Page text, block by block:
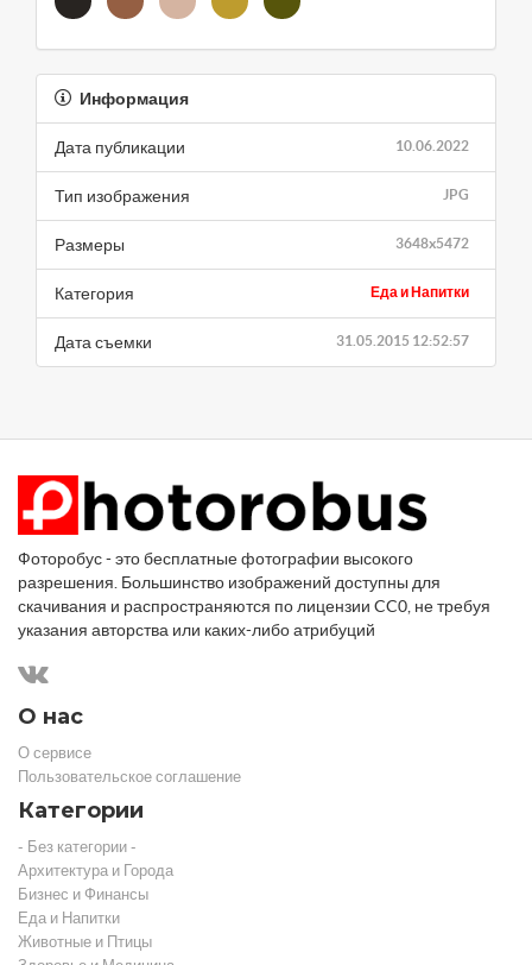
Информация
10.06.2022
Дата публикации
JPG
Тип изображения
3648x5472
Размеры
Еда и Напитки
Категория
31.05.2015 12:52:57
Дата съемки
Фоторобус - это бесплатные фотографии высокого
разрешения. Большинство изображений доступны для
скачивания и распространяются по лицензии CC0, не требуя
указания авторства или каких-либо атрибуций
О нас
О сервисе
Пользовательское соглашение
Категории
- Без категории -
Архитектура и Города
Бизнес и Финансы
Еда и Напитки
Животные и Птицы